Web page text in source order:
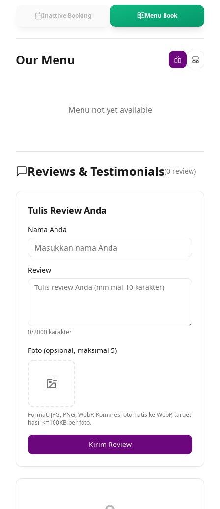
Inactive Booking Menu Book
Our Menu
Menu not yet available
Reviews & Testimonials(0 review)
Tulis Review Anda
Nama Anda
Review
0/2000 karakter
Foto (opsional, maksimal 5)
Format: JPG, PNG, WebP. Kompresi otomatis ke WebP, target
hasil <=100KB per foto.
Kirim Review